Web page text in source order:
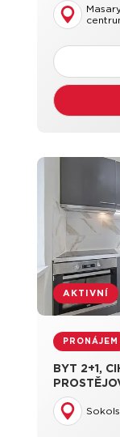
AKTIVNÍ
PRONÁJEM
BYT 2+1,